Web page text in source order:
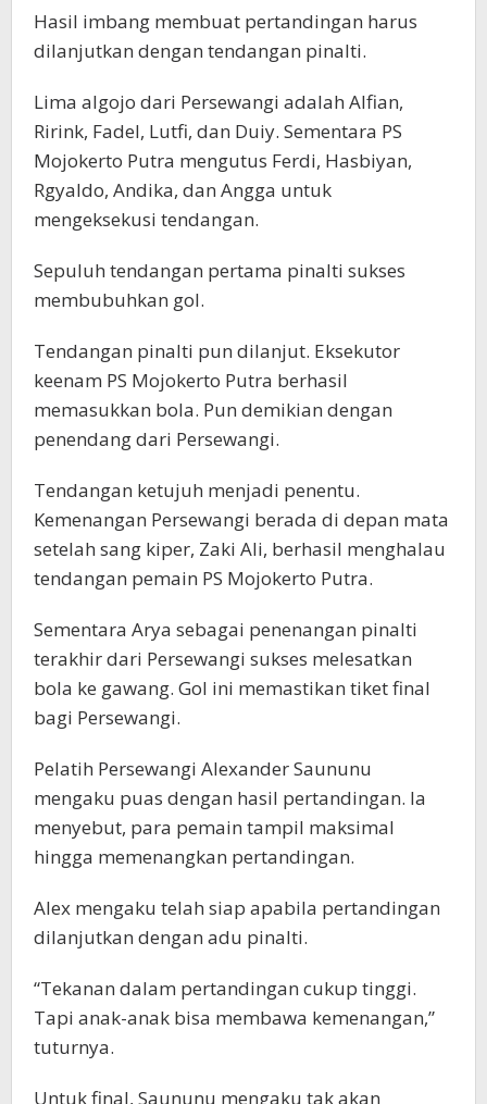
Hasil imbang membuat pertandingan harus
dilanjutkan dengan tendangan pinalti.
Lima algojo dari Persewangi adalah Alfian,
Rirink, Fadel, Lutfi, dan Duiy. Sementara PS
Mojokerto Putra mengutus Ferdi, Hasbiyan,
Rgyaldo, Andika, dan Angga untuk
mengeksekusi tendangan.
Sepuluh tendangan pertama pinalti sukses
membubuhkan gol.
Tendangan pinalti pun dilanjut. Eksekutor
keenam PS Mojokerto Putra berhasil
memasukkan bola. Pun demikian dengan
penendang dari Persewangi.
Tendangan ketujuh menjadi penentu.
Kemenangan Persewangi berada di depan mata
setelah sang kiper, Zaki Ali, berhasil menghalau
tendangan pemain PS Mojokerto Putra.
Sementara Arya sebagai penenangan pinalti
terakhir dari Persewangi sukses melesatkan
bola ke gawang. Gol ini memastikan tiket final
bagi Persewangi.
Pelatih Persewangi Alexander Saununu
mengaku puas dengan hasil pertandingan. Ia
menyebut, para pemain tampil maksimal
hingga memenangkan pertandingan.
Alex mengaku telah siap apabila pertandingan
dilanjutkan dengan adu pinalti.
“Tekanan dalam pertandingan cukup tinggi.
Tapi anak-anak bisa membawa kemenangan,”
tuturnya.
Untuk final, Saununu mengaku tak akan